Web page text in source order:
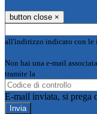
button close ×
all'indirizzo indicato con le
Non hai una e-mail
tramite la
E-mail inviata, si prega